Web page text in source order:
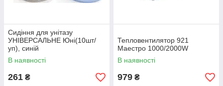
Сидіння для унітазу
УНІВЕРСАЛЬНЕ Юні(10шт/
уп), синій
В наявності
261 ₴
Тепловентилятор 921
Маестро 1000/2000W
В наявності
979 ₴